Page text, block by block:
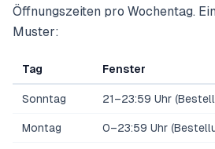
Öffnungszeiten pro Wochentag.
Muster:
Tag Fenster
Sonntag 21–23:59 Uhr
Montag 0–23:59 Uhr